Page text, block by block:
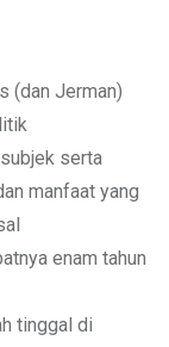
(dan Jerman)
serta
manfaat yang
enam tahun
tinggal di